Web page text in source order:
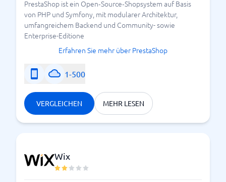
PrestaShop ist ein Open‑Source‑Shopsystem auf Basis
von PHP und Symfony, mit modularer Architektur,
umfangreichem Backend und Community- sowie
Enterprise-Editione
Erfahren Sie mehr über PrestaShop
1-500
VERGLEICHEN MEHR LESEN
Wix